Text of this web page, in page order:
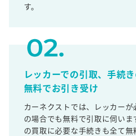
す。
レッカーでの引取、手続
無料でお引き受け
カーネクストでは、レッカー
の場合でも無料で引取に伺いま
の買取に必要な手続きも全て無